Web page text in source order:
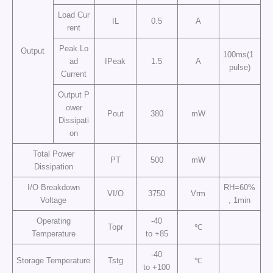
Output
Load Cur
rent
IL 0.5 A
Peak Lo
ad
Current
IPeak 1.5 A
100ms(1
pulse)
Output P
ower
Dissipati
on
Pout 380 mW
Total Power
Dissipation
PT 500 mW
I/O Breakdown
Voltage
VI/O 3750 Vrm
RH=60%
, 1min
Operating
Temperature
Topr
-40
to +85
℃
Storage Temperature Tstg
-40
to +100
℃